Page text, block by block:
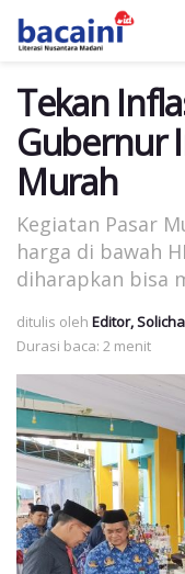
Tekan
Gubernur
Murah
Kegiatan Pasar
harga di bawah
diharapkan bisa
ditulis oleh Editor,
Durasi baca: 2 menit